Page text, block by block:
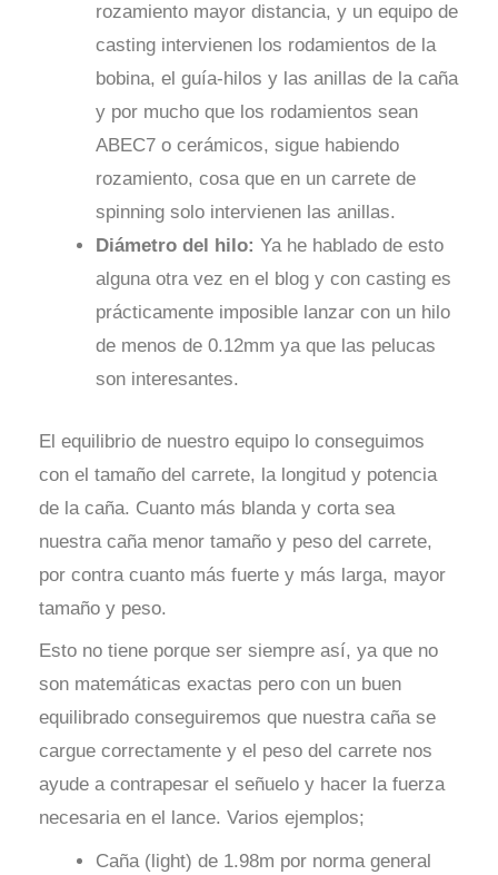
rozamiento mayor distancia, y un equipo de
casting intervienen los rodamientos de la
bobina, el guía-hilos y las anillas de la caña
y por mucho que los rodamientos sean
ABEC7 o cerámicos, sigue habiendo
rozamiento, cosa que en un carrete de
spinning solo intervienen las anillas.
Diámetro del hilo: Ya he hablado de esto
alguna otra vez en el blog y con casting es
prácticamente imposible lanzar con un hilo
de menos de 0.12mm ya que las pelucas
son interesantes.
El equilibrio de nuestro equipo lo conseguimos
con el tamaño del carrete, la longitud y potencia
de la caña. Cuanto más blanda y corta sea
nuestra caña menor tamaño y peso del carrete,
por contra cuanto más fuerte y más larga, mayor
tamaño y peso.
Esto no tiene porque ser siempre así, ya que no
son matemáticas exactas pero con un buen
equilibrado conseguiremos que nuestra caña se
cargue correctamente y el peso del carrete nos
ayude a contrapesar el señuelo y hacer la fuerza
necesaria en el lance. Varios ejemplos;
Caña (light) de 1.98m por norma general